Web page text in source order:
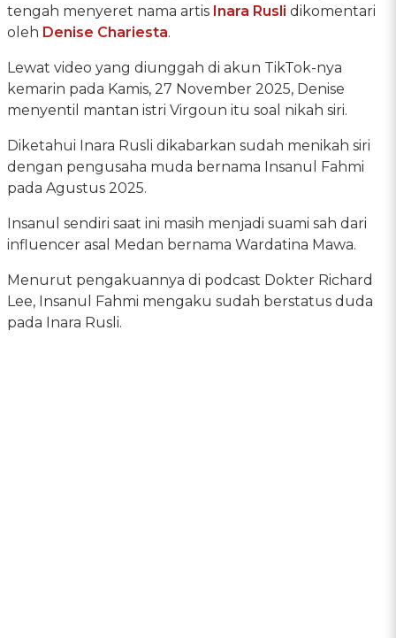
tengah menyeret nama artis Inara Rusli dikomentari
oleh Denise Chariesta.
Lewat video yang diunggah di akun TikTok-nya
kemarin pada Kamis, 27 November 2025, Denise
menyentil mantan istri Virgoun itu soal nikah siri.
Diketahui Inara Rusli dikabarkan sudah menikah siri
dengan pengusaha muda bernama Insanul Fahmi
pada Agustus 2025.
Insanul sendiri saat ini masih menjadi suami sah dari
influencer asal Medan bernama Wardatina Mawa.
Menurut pengakuannya di podcast Dokter Richard
Lee, Insanul Fahmi mengaku sudah berstatus duda
pada Inara Rusli.